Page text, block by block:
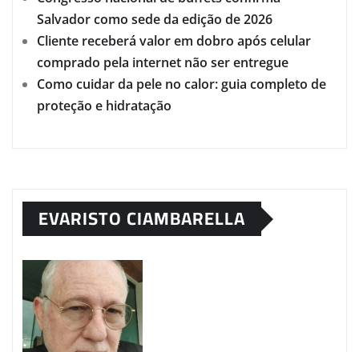
Salvador como sede da edição de 2026
Cliente receberá valor em dobro após celular
comprado pela internet não ser entregue
Como cuidar da pele no calor: guia completo de
proteção e hidratação
EVARISTO CIAMBARELLA